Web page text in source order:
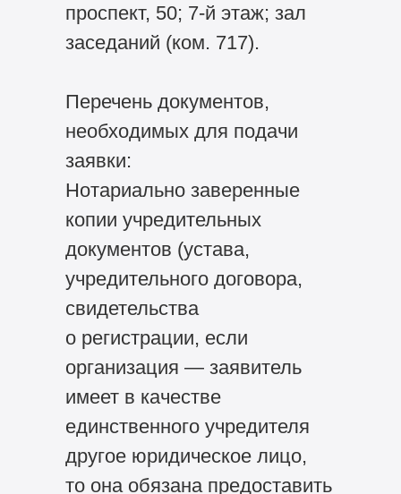
проспект, 50; 7-й этаж; зал
заседаний (ком. 717).
Перечень документов,
необходимых для подачи
заявки:
Нотариально заверенные
копии учредительных
документов (устава,
учредительного договора,
свидетельства
о регистрации, если
организация — заявитель
имеет в качестве
единственного учредителя
другое юридическое лицо,
то она обязана предоставить